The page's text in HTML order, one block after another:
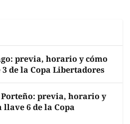
previa, horario y cómo
de la Copa Libertadores
previa, horario y
6 de la Copa